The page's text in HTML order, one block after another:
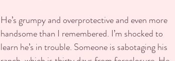
He’s grumpy and overprotective and even more
handsome than I remembered. I’m shocked to
learn he’s in trouble. Someone is sabotaging his